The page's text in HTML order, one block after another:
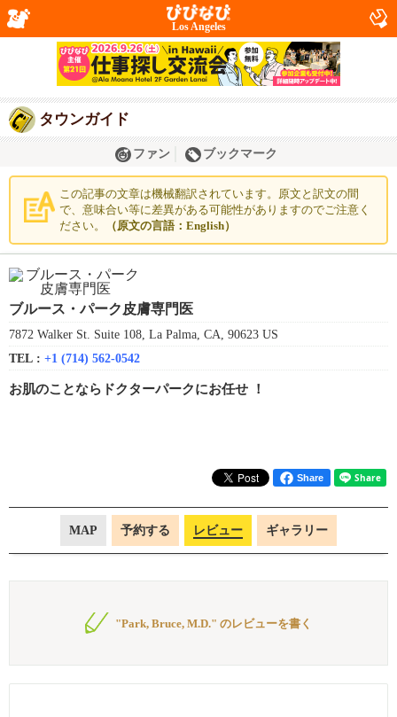
Los Angeles
タウンガイド
ファン ブックマーク
この記事の文章は機械翻訳されています。原文と訳文の間
で、意味合い等に差異がある可能性がありますのでご注意く
ださい。
（原文の言語：English）
ブルース・パーク皮膚専門医
7872 Walker St. Suite 108, La Palma, CA, 90623 US
TEL : +1 (714) 562-0542
お肌のことならドクターパークにお任せ ！
Share
MAP 予約する レビュー ギャラリー
"Park, Bruce, M.D." のレビューを書く